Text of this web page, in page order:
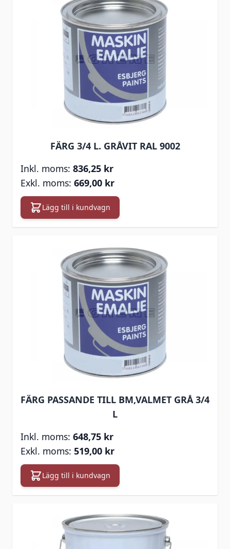
FÄRG 3/4 L. GRÅVIT RAL 9002
836,25 kr
669,00 kr
Lägg till i kundvagn
FÄRG PASSANDE TILL BM,VALMET GRÅ 3/4
L
648,75 kr
519,00 kr
Lägg till i kundvagn